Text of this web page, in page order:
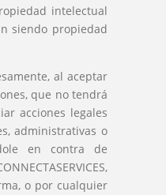
intelectual
siendo propiedad
al aceptar
que no tendrá
acciones legales
administrativas o
en contra de
o por cualquier